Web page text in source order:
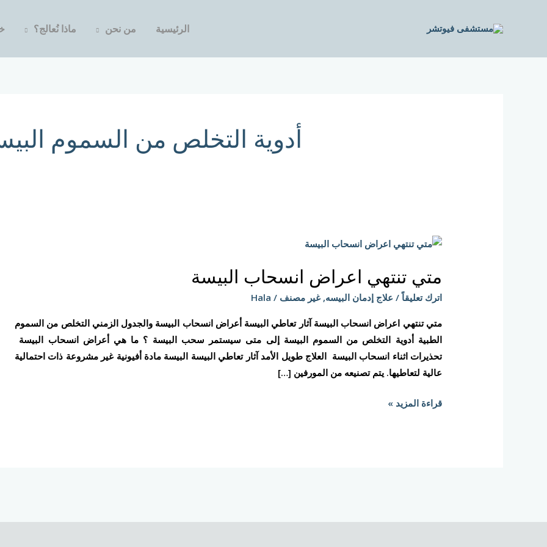
الرئيسية من نحن ماذا نُعالج؟
أدوية التخلص من السموم
متي تنتهي اعراض انسحاب البيسة
اترك تعليقاً / علاج إدمان البيسه,غير مصنف /
Hala
متي تنتهي اعراض انسحاب البيسة آثار تعاطي البيسة أعراض انسحاب البيسة والجدول الزمني التخلص من السموم
الطبية أدوية التخلص من السموم البيسة إلى متى سيستمر سحب البيسة ؟ ما هي أعراض انسحاب البيسة
تحذيرات اثناء انسحاب البيسة العلاج طويل الأمد آثار تعاطي البيسة البيسة مادة أفيونية غير مشروعة ذات احتمالية
عالية لتعاطيها. يتم تصنيعه من المورفين […]
متي
اعراض
انسحاب
قراءة المزيد »